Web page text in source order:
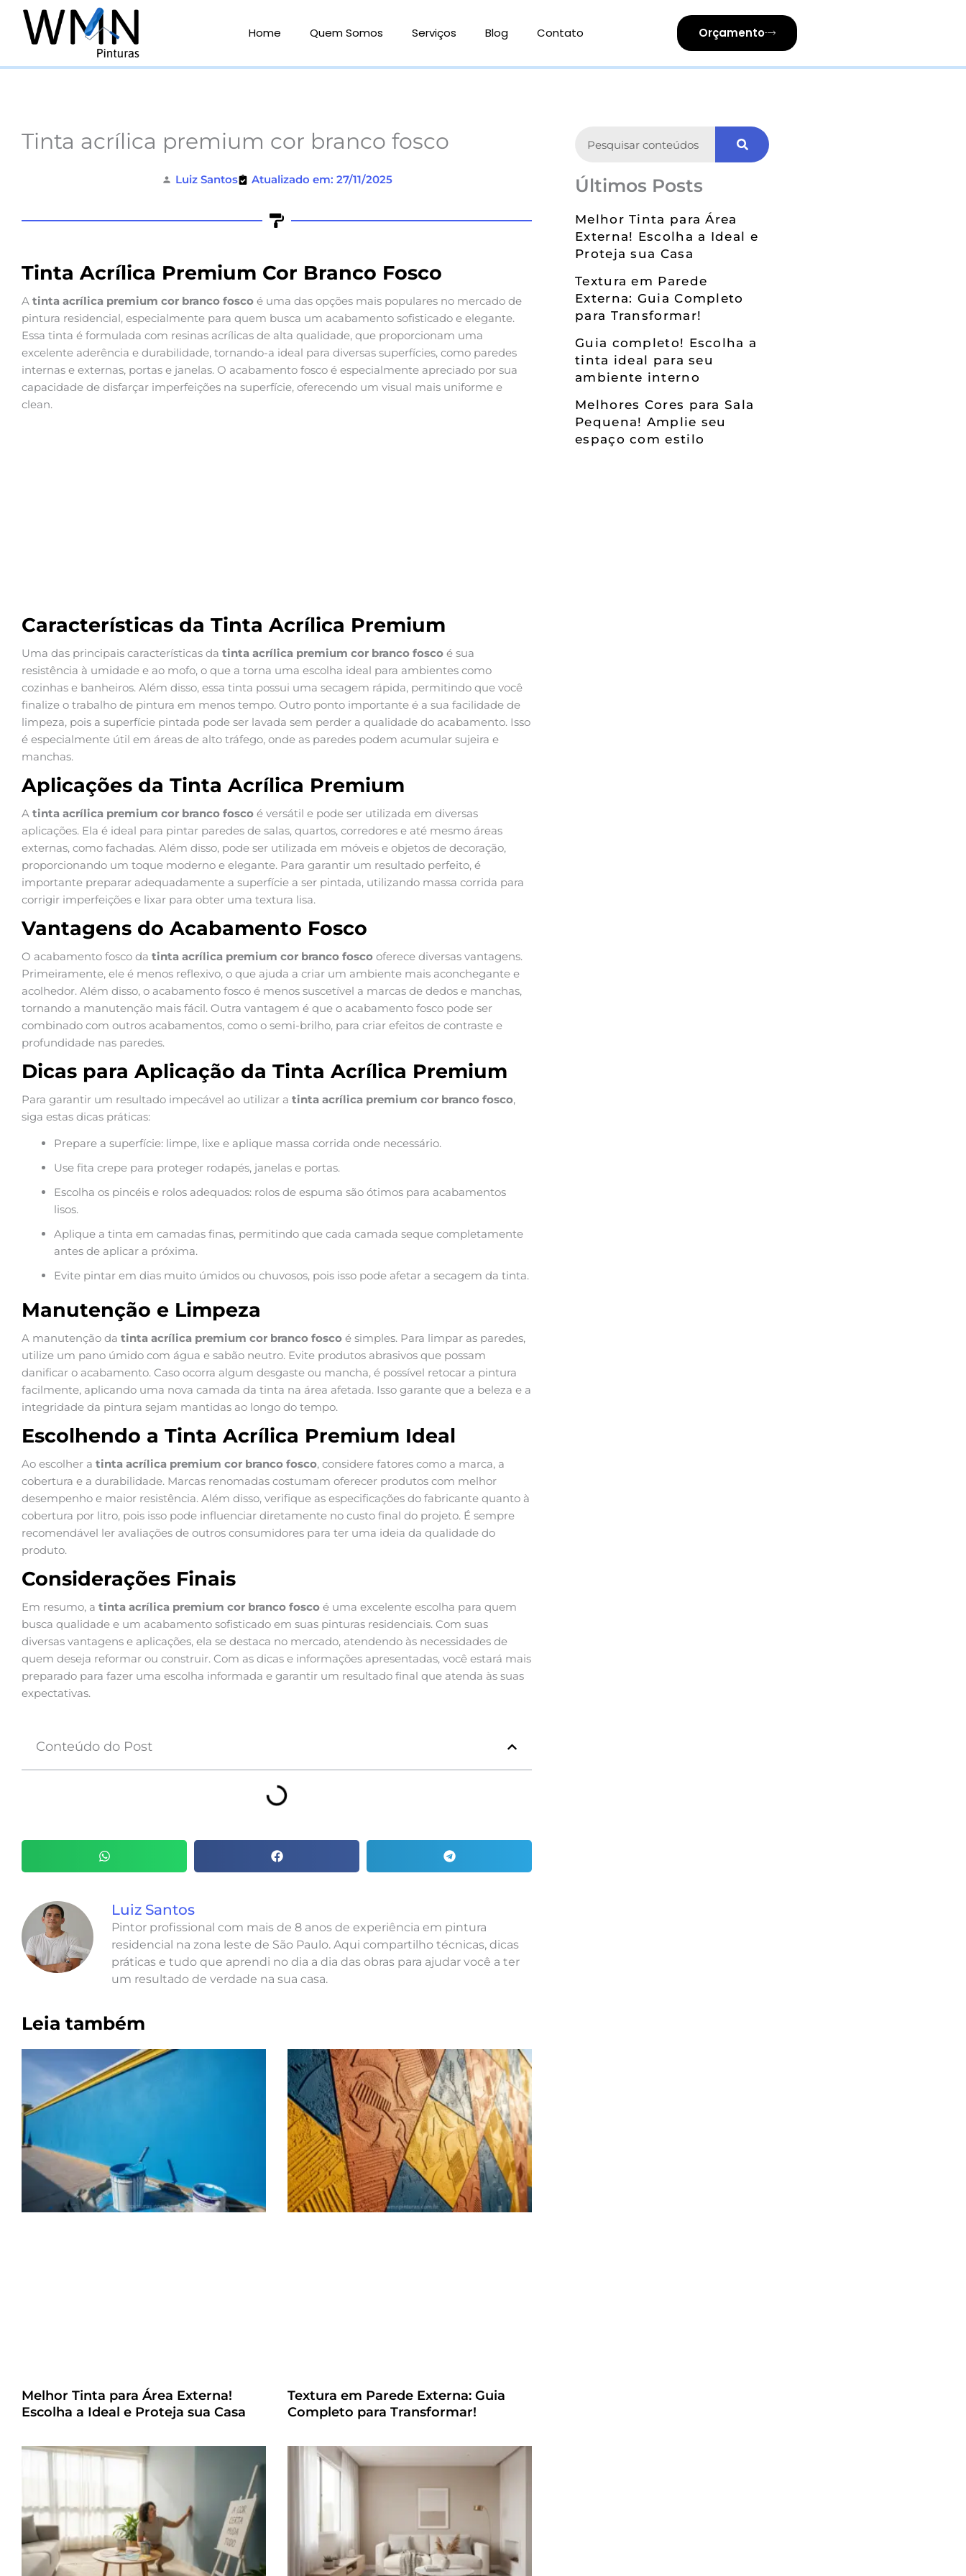
Home Quem Somos Serviços Blog Contato Orçamento
Tinta acrílica premium cor branco fosco
Luiz Santos Atualizado em: 27/11/2025
Tinta Acrílica Premium Cor Branco Fosco
A tinta acrílica premium cor branco fosco é uma das opções mais populares no mercado de
pintura residencial, especialmente para quem busca um acabamento sofisticado e elegante.
Essa tinta é formulada com resinas acrílicas de alta qualidade, que proporcionam uma
excelente aderência e durabilidade, tornando-a ideal para diversas superfícies, como paredes
internas e externas, portas e janelas. O acabamento fosco é especialmente apreciado por sua
capacidade de disfarçar imperfeições na superfície, oferecendo um visual mais uniforme e
clean.
Características da Tinta Acrílica Premium
Uma das principais características da tinta acrílica premium cor branco fosco é sua
resistência à umidade e ao mofo, o que a torna uma escolha ideal para ambientes como
cozinhas e banheiros. Além disso, essa tinta possui uma secagem rápida, permitindo que você
finalize o trabalho de pintura em menos tempo. Outro ponto importante é a sua facilidade de
limpeza, pois a superfície pintada pode ser lavada sem perder a qualidade do acabamento. Isso
é especialmente útil em áreas de alto tráfego, onde as paredes podem acumular sujeira e
manchas.
Aplicações da Tinta Acrílica Premium
A tinta acrílica premium cor branco fosco é versátil e pode ser utilizada em diversas
aplicações. Ela é ideal para pintar paredes de salas, quartos, corredores e até mesmo áreas
externas, como fachadas. Além disso, pode ser utilizada em móveis e objetos de decoração,
proporcionando um toque moderno e elegante. Para garantir um resultado perfeito, é
importante preparar adequadamente a superfície a ser pintada, utilizando massa corrida para
corrigir imperfeições e lixar para obter uma textura lisa.
Vantagens do Acabamento Fosco
O acabamento fosco da tinta acrílica premium cor branco fosco oferece diversas vantagens.
Primeiramente, ele é menos reflexivo, o que ajuda a criar um ambiente mais aconchegante e
acolhedor. Além disso, o acabamento fosco é menos suscetível a marcas de dedos e manchas,
tornando a manutenção mais fácil. Outra vantagem é que o acabamento fosco pode ser
combinado com outros acabamentos, como o semi-brilho, para criar efeitos de contraste e
profundidade nas paredes.
Dicas para Aplicação da Tinta Acrílica Premium
Para garantir um resultado impecável ao utilizar a tinta acrílica premium cor branco fosco,
siga estas dicas práticas:
Prepare a superfície: limpe, lixe e aplique massa corrida onde necessário.
Use fita crepe para proteger rodapés, janelas e portas.
Escolha os pincéis e rolos adequados: rolos de espuma são ótimos para acabamentos
lisos.
Aplique a tinta em camadas finas, permitindo que cada camada seque completamente
antes de aplicar a próxima.
Evite pintar em dias muito úmidos ou chuvosos, pois isso pode afetar a secagem da tinta.
Manutenção e Limpeza
A manutenção da tinta acrílica premium cor branco fosco é simples. Para limpar as paredes,
utilize um pano úmido com água e sabão neutro. Evite produtos abrasivos que possam
danificar o acabamento. Caso ocorra algum desgaste ou mancha, é possível retocar a pintura
facilmente, aplicando uma nova camada da tinta na área afetada. Isso garante que a beleza e a
integridade da pintura sejam mantidas ao longo do tempo.
Escolhendo a Tinta Acrílica Premium Ideal
Ao escolher a tinta acrílica premium cor branco fosco, considere fatores como a marca, a
cobertura e a durabilidade. Marcas renomadas costumam oferecer produtos com melhor
desempenho e maior resistência. Além disso, verifique as especificações do fabricante quanto à
cobertura por litro, pois isso pode influenciar diretamente no custo final do projeto. É sempre
recomendável ler avaliações de outros consumidores para ter uma ideia da qualidade do
produto.
Considerações Finais
Em resumo, a tinta acrílica premium cor branco fosco é uma excelente escolha para quem
busca qualidade e um acabamento sofisticado em suas pinturas residenciais. Com suas
diversas vantagens e aplicações, ela se destaca no mercado, atendendo às necessidades de
quem deseja reformar ou construir. Com as dicas e informações apresentadas, você estará mais
preparado para fazer uma escolha informada e garantir um resultado final que atenda às suas
expectativas.
Conteúdo do Post
Luiz Santos
Pintor profissional com mais de 8 anos de experiência em pintura
residencial na zona leste de São Paulo. Aqui compartilho técnicas, dicas
práticas e tudo que aprendi no dia a dia das obras para ajudar você a ter
um resultado de verdade na sua casa.
Leia também
Melhor Tinta para Área Externa!
Escolha a Ideal e Proteja sua Casa
Textura em Parede Externa: Guia
Completo para Transformar!
Últimos Posts
Melhor Tinta para Área
Externa! Escolha a Ideal e
Proteja sua Casa
Textura em Parede
Externa: Guia Completo
para Transformar!
Guia completo! Escolha a
tinta ideal para seu
ambiente interno
Melhores Cores para Sala
Pequena! Amplie seu
espaço com estilo